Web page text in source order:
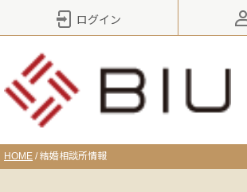
ログイン
HOME /結婚相談所情報